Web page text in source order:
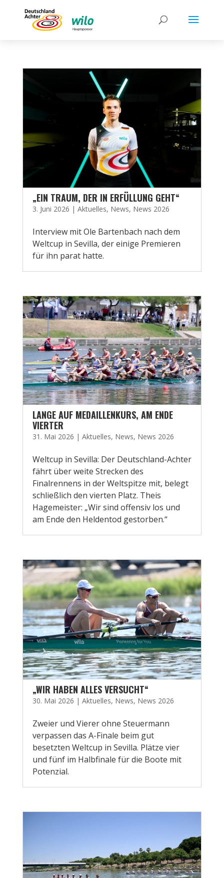
„EIN TRAUM, DER IN ERFÜLLUNG GEHT“
3. Juni 2026 | Aktuelles, News, News 2026
Interview mit Ole Bartenbach nach dem
Weltcup in Sevilla, der einige Premieren
für ihn parat hatte.
LANGE AUF MEDAILLENKURS, AM ENDE
VIERTER
31. Mai 2026 | Aktuelles, News, News 2026
Weltcup in Sevilla: Der Deutschland-Achter
fährt über weite Strecken des
Finalrennens in der Weltspitze mit, belegt
schließlich den vierten Platz. Theis
Hagemeister: „Wir sind offensiv los und
am Ende den Heldentod gestorben.“
„WIR HABEN ALLES VERSUCHT“
30. Mai 2026 | Aktuelles, News, News 2026
Zweier und Vierer ohne Steuermann
verpassen das A-Finale beim gut
besetzten Weltcup in Sevilla. Plätze vier
und fünf im Halbfinale für die Boote mit
Potenzial.